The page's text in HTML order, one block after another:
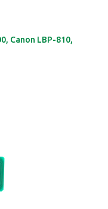
Canon LBP-810,